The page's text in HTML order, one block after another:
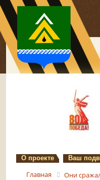
О проекте Ваш
Главная Они